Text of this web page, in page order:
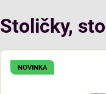
Stoličky,
NOVINKA